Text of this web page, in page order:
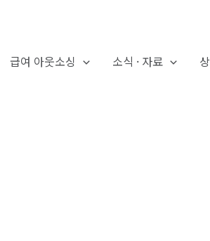
급여 아웃소싱 소식 · 자료